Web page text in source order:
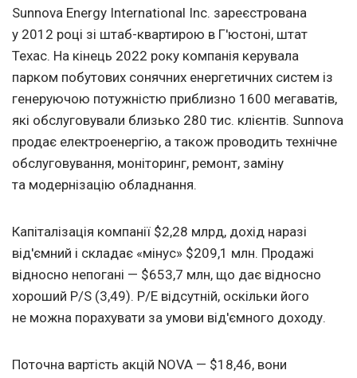
Sunnova Energy International Inc. зареєстрована
у 2012 році зі штаб-квартирою в Г'юстоні, штат
Техас. На кінець 2022 року компанія керувала
парком побутових сонячних енергетичних систем із
генеруючою потужністю приблизно 1600 мегаватів,
які обслуговували близько 280 тис. клієнтів. Sunnova
продає електроенергію, а також проводить технічне
обслуговування, моніторинг, ремонт, заміну
та модернізацію обладнання.
Капіталізація компанії $2,28 млрд, дохід наразі
від'ємний і складає «мінус» $209,1 млн. Продажі
відносно непогані — $653,7 млн, що дає відносно
хороший P/S (3,49). P/E відсутній, оскільки його
не можна порахувати за умови від'ємного доходу.
Поточна вартість акцій NOVA — $18,46, вони